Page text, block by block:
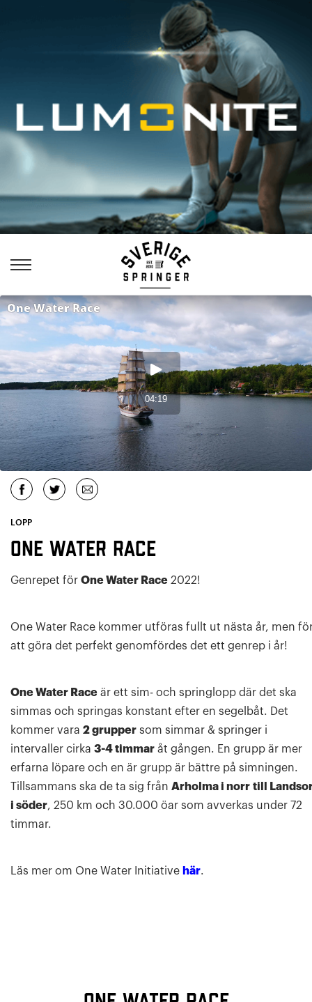
LOPP
One Water Race
Genrepet för One Water Race 2022!
One Water Race kommer utföras fullt ut nästa år, men
att göra det perfekt genomfördes det ett genrep i år!
One Water Race är ett sim- och springlopp där det ska
simmas och springas konstant efter en segelbåt. Det
kommer vara 2 grupper som simmar & springer i
intervaller cirka 3-4 timmar åt gången. En grupp är mer
erfarna löpare och en är grupp är bättre på simningen.
Tillsammans ska de ta sig från Arholma i norr till
i söder, 250 km och 30.000 öar som avverkas under 72
timmar.
Läs mer om One Water Initiative här.